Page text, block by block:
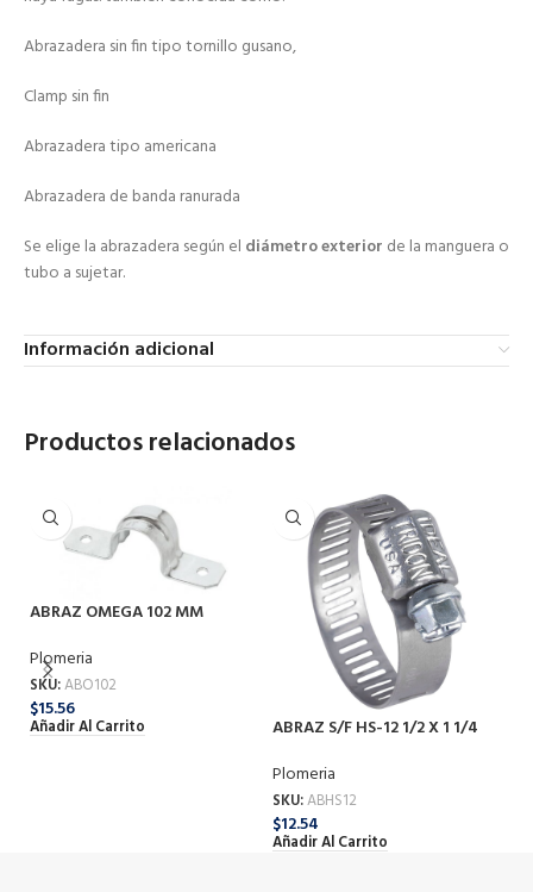
Abrazadera sin fin tipo tornillo gusano,
Clamp sin fin
Abrazadera tipo americana
Abrazadera de banda ranurada
Se elige la abrazadera según el diámetro exterior de la manguera o
tubo a sujetar.
Información adicional
Productos relacionados
ABRAZ OMEGA 102 MM
Plomeria
SKU:ABO102
$15.56
Añadir Al Carrito
ABRAZ S/F HS-12 1/2 X 1 1/4
Plomeria
SKU:ABHS12
$12.54
Añadir Al Carrito